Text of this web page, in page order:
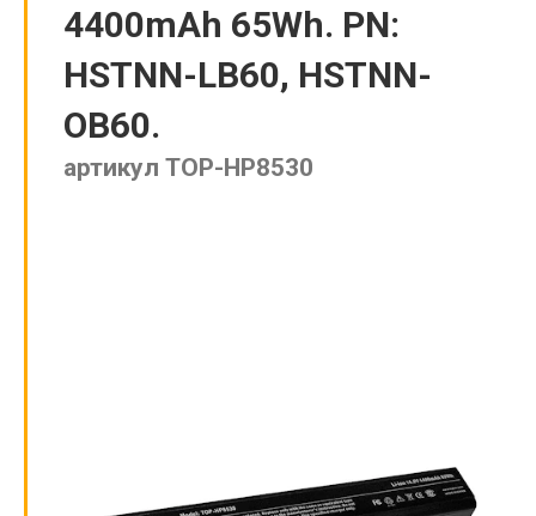
4400mAh 65Wh. PN:
HSTNN-LB60, HSTNN-
OB60.
артикул TOP-HP8530